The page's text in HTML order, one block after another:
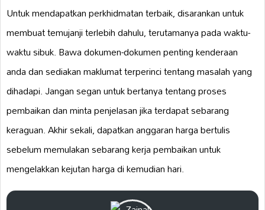
Untuk mendapatkan perkhidmatan terbaik, disarankan untuk
membuat temujanji terlebih dahulu, terutamanya pada waktu-
waktu sibuk. Bawa dokumen-dokumen penting kenderaan
anda dan sediakan maklumat terperinci tentang masalah yang
dihadapi. Jangan segan untuk bertanya tentang proses
pembaikan dan minta penjelasan jika terdapat sebarang
keraguan. Akhir sekali, dapatkan anggaran harga bertulis
sebelum memulakan sebarang kerja pembaikan untuk
mengelakkan kejutan harga di kemudian hari.